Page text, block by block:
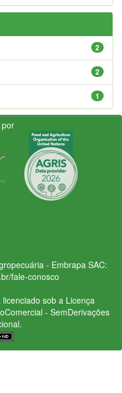
2
2
1
- Embrapa SAC:
fale-conosco
sob a Licença
- SemDerivações